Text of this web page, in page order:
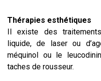
Thérapies esthétiques
Il existe des
liquide, de laser ou
méquinol ou le
taches de rousseur.